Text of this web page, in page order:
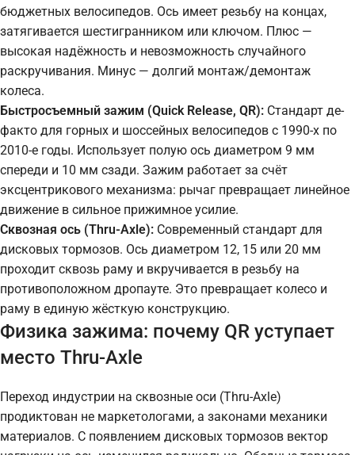
бюджетных велосипедов. Ось имеет резьбу на концах,
затягивается шестигранником или ключом. Плюс —
высокая надёжность и невозможность случайного
раскручивания. Минус — долгий монтаж/демонтаж
колеса.
Быстросъемный зажим (Quick Release, QR): Стандарт де-
факто для горных и шоссейных велосипедов с 1990-х по
2010-е годы. Использует полую ось диаметром 9 мм
спереди и 10 мм сзади. Зажим работает за счёт
эксцентрикового механизма: рычаг превращает линейное
движение в сильное прижимное усилие.
Сквозная ось (Thru-Axle): Современный стандарт для
дисковых тормозов. Ось диаметром 12, 15 или 20 мм
проходит сквозь раму и вкручивается в резьбу на
противоположном дропауте. Это превращает колесо и
раму в единую жёсткую конструкцию.
Физика зажима: почему QR уступает
место Thru-Axle
Переход индустрии на сквозные оси (Thru-Axle)
продиктован не маркетологами, а законами механики
материалов. С появлением дисковых тормозов вектор